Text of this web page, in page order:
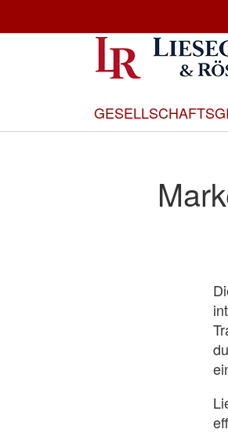
zum
Inhalt